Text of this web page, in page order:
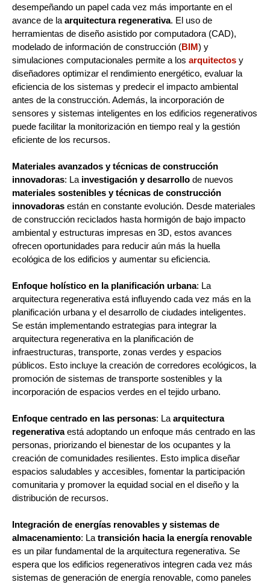
desempeñando un papel cada vez más importante en el
avance de la arquitectura regenerativa. El uso de
herramientas de diseño asistido por computadora (CAD),
modelado de información de construcción (BIM) y
simulaciones computacionales permite a los arquitectos y
diseñadores optimizar el rendimiento energético, evaluar la
eficiencia de los sistemas y predecir el impacto ambiental
antes de la construcción. Además, la incorporación de
sensores y sistemas inteligentes en los edificios regenerativos
puede facilitar la monitorización en tiempo real y la gestión
eficiente de los recursos.
Materiales avanzados y técnicas de construcción
innovadoras: La investigación y desarrollo de nuevos
materiales sostenibles y técnicas de construcción
innovadoras están en constante evolución. Desde materiales
de construcción reciclados hasta hormigón de bajo impacto
ambiental y estructuras impresas en 3D, estos avances
ofrecen oportunidades para reducir aún más la huella
ecológica de los edificios y aumentar su eficiencia.
Enfoque holístico en la planificación urbana: La
arquitectura regenerativa está influyendo cada vez más en la
planificación urbana y el desarrollo de ciudades inteligentes.
Se están implementando estrategias para integrar la
arquitectura regenerativa en la planificación de
infraestructuras, transporte, zonas verdes y espacios
públicos. Esto incluye la creación de corredores ecológicos, la
promoción de sistemas de transporte sostenibles y la
incorporación de espacios verdes en el tejido urbano.
Enfoque centrado en las personas: La arquitectura
regenerativaestá adoptando un enfoque más centrado en las
personas, priorizando el bienestar de los ocupantes y la
creación de comunidades resilientes. Esto implica diseñar
espacios saludables y accesibles, fomentar la participación
comunitaria y promover la equidad social en el diseño y la
distribución de recursos.
Integración de energías renovables y sistemas de
almacenamiento: La transición hacia la energía renovable
es un pilar fundamental de la arquitectura regenerativa. Se
espera que los edificios regenerativos integren cada vez más
sistemas de generación de energía renovable, como paneles